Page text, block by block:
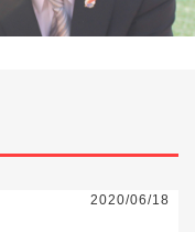
2020/06/18